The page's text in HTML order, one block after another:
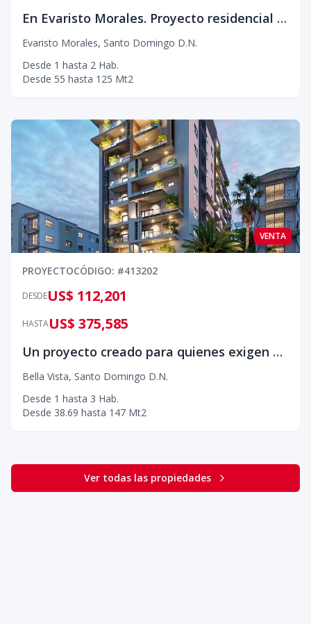
En Evaristo Morales. Proyecto residencial moderno en una de las zonas más exclusivas de Santo Domingo, a solo una esquina de Blue Mall.
Evaristo Morales, Santo Domingo D.N.
Desde 1 hasta 2 Hab.
Desde 55 hasta 125 Mt2
VENTA
PROYECTOCÓDIGO: #413202
DESDEUS$ 112,201
HASTAUS$ 375,585
Un proyecto creado para quienes exigen más
Bella Vista, Santo Domingo D.N.
Desde 1 hasta 3 Hab.
Desde 38.69 hasta 147 Mt2
Ver todas las propiedades